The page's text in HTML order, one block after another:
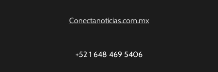
Conectanoticias.com.mx
+52 1 648 469 5406